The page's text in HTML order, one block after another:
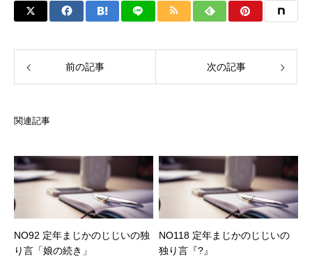
前の記事 次の記事
関連記事
NO92 定年まじかのじじいの独
り言「娘の続き」
NO118 定年まじかのじじいの
独り言『?』